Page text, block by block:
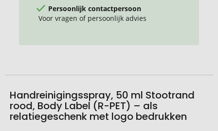
Persoonlijk contactpersoon
Voor vragen of persoonlijk advies
Handreinigingsspray, 50 ml Stootrand
rood, Body Label (R-PET) – als
relatiegeschenk met logo bedrukken